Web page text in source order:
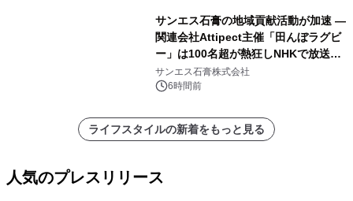
サンエス石膏の地域貢献活動が加速 ―
関連会社Attipect主催「田んぼラグビ
ー」は100名超が熱狂しNHKで放送さ
れました。
サンエス石膏株式会社
6時間前
ライフスタイルの新着をもっと見る
人気のプレスリリース